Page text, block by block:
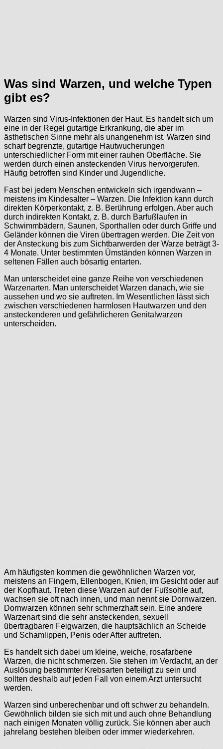
Was sind Warzen, und welche Typen
gibt es?
Warzen sind Virus-Infektionen der Haut. Es handelt sich um
eine in der Regel gutartige Erkrankung, die aber im
ästhetischen Sinne mehr als unangenehm ist. Warzen sind
scharf begrenzte, gutartige Hautwucherungen
unterschiedlicher Form mit einer rauhen Oberfläche. Sie
werden durch einen ansteckenden Virus hervorgerufen.
Häufig betroffen sind Kinder und Jugendliche.
Fast bei jedem Menschen entwickeln sich irgendwann –
meistens im Kindesalter – Warzen. Die Infektion kann durch
direkten Körperkontakt, z. B. Berührung erfolgen. Aber auch
durch indirekten Kontakt, z. B. durch Barfußlaufen in
Schwimmbädern, Saunen, Sporthallen oder durch Griffe und
Geländer können die Viren übertragen werden. Die Zeit von
der Ansteckung bis zum Sichtbarwerden der Warze beträgt 3-
4 Monate. Unter bestimmten Ümständen können Warzen in
seltenen Fällen auch bösartig entarten.
Man unterscheidet eine ganze Reihe von verschiedenen
Warzenarten. Man unterscheidet Warzen danach, wie sie
aussehen und wo sie auftreten. Im Wesentlichen lässt sich
zwischen verschiedenen harmlosen Hautwarzen und den
ansteckenderen und gefährlicheren Genitalwarzen
unterscheiden.
Am häufigsten kommen die gewöhnlichen Warzen vor,
meistens an Fingern, Ellenbogen, Knien, im Gesicht oder auf
der Kopfhaut. Treten diese Warzen auf der Fußsohle auf,
wachsen sie oft nach innen, und man nennt sie Dornwarzen.
Dornwarzen können sehr schmerzhaft sein. Eine andere
Warzenart sind die sehr ansteckenden, sexuell
übertragbaren Feigwarzen, die hauptsächlich an Scheide
und Schamlippen, Penis oder After auftreten.
Es handelt sich dabei um kleine, weiche, rosafarbene
Warzen, die nicht schmerzen. Sie stehen im Verdacht, an der
Auslösung bestimmter Krebsarten beteiligt zu sein und
sollten deshalb auf jeden Fall von einem Arzt untersucht
werden.
Warzen sind unberechenbar und oft schwer zu behandeln.
Gewöhnlich bilden sie sich mit und auch ohne Behandlung
nach einigen Monaten völlig zurück. Sie können aber auch
jahrelang bestehen bleiben oder immer wiederkehren.